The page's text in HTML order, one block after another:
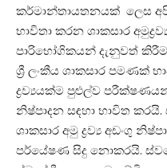
කර්මාන්තායතනයක් ලෙස
භාවිතා කරන ශාකසාර
පාරිභෝගිකයන් දැනුවත්
ශ්‍රී ලංකීය ශාකසාර පමණක්
ද්‍රව්‍යයක්ම පුළුල්ව
නිෂ්පාදන සඳහා භාවිත
ශාකසාර අමු ද්‍රව්‍ය අඩංගු
පර්යේෂණ සිදු නොකරයි.